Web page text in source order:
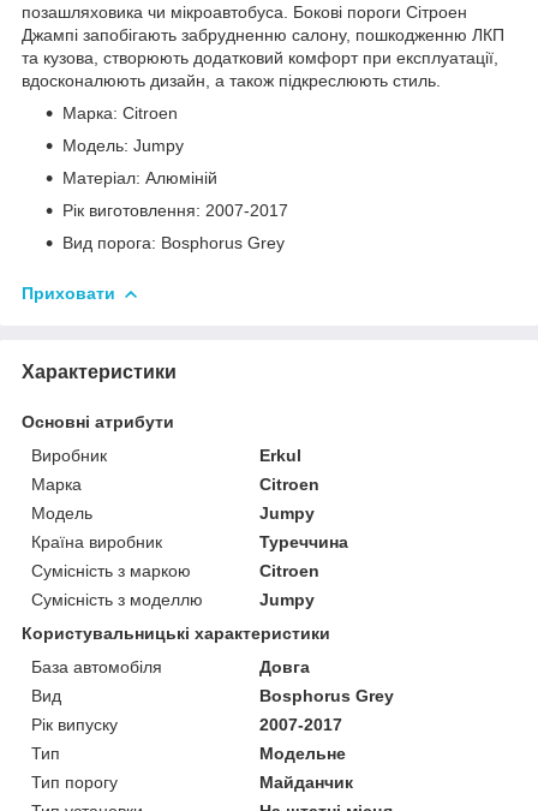
позашляховика чи мікроавтобуса. Бокові пороги Сітроен
Джампі запобігають забрудненню салону, пошкодженню ЛКП
та кузова, створюють додатковий комфорт при експлуатації,
вдосконалюють дизайн, а також підкреслюють стиль.
Марка: Citroen
Модель: Jumpy
Матеріал: Алюміній
Рік виготовлення: 2007-2017
Вид порога: Bosphorus Grey
Приховати
Характеристики
Основні атрибути
Виробник
Erkul
Марка
Citroen
Модель
Jumpy
Країна виробник
Туреччина
Сумісність з маркою
Citroen
Сумісність з моделлю
Jumpy
Користувальницькі характеристики
База автомобіля
Довга
Вид
Bosphorus Grey
Рік випуску
2007-2017
Тип
Модельне
Тип порогу
Майданчик